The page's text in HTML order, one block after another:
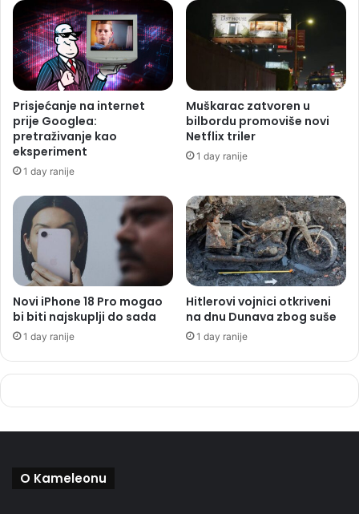
Prisjećanje na internet
prije Googlea:
pretraživanje kao
eksperiment
1 day ranije
Muškarac zatvoren u
bilbordu promoviše novi
Netflix triler
1 day ranije
Novi iPhone 18 Pro mogao
bi biti najskuplji do sada
1 day ranije
Hitlerovi vojnici otkriveni
na dnu Dunava zbog suše
1 day ranije
O Kameleonu